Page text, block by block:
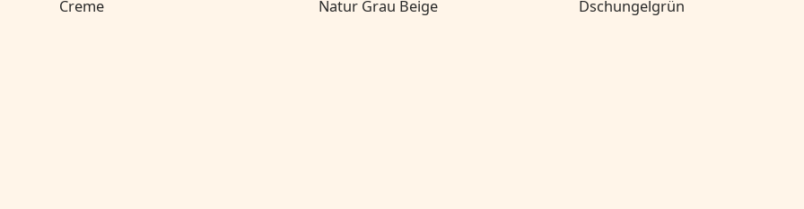
Creme
Natur Grau Beige
Dschungelgrün